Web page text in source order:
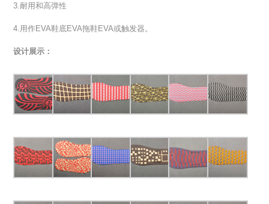
3.耐用和高弹性
4.用作EVA鞋底EVA拖鞋EVA或触发器。
设计展示：